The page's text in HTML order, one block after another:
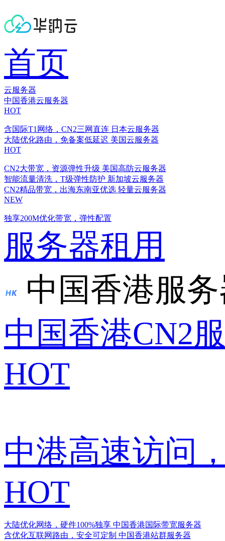
首页
云服务器
中国香港云服务器
HOT
含国际T1网络，CN2三网直连 日本云服务器
大陆优化路由，免备案低延迟 美国云服务器
HOT
CN2大带宽，资源弹性升级 美国高防云服务器
智能流量清洗，T级弹性防护 新加坡云服务器
CN2精品带宽，出海东南亚优选 轻量云服务器
NEW
独享200M优化带宽，弹性配置
服务器租用
中国香港服
中国香港CN2
HOT
中港高速访问
HOT
大陆优化网络，硬件100%独享 中国香港国际带宽服务器
含优化互联网路由，安全可定制 中国香港站群服务器